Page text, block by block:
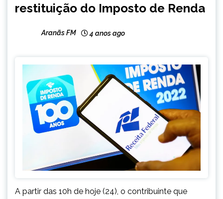
restituição do Imposto de Renda
Aranãs FM 4 anos ago
A partir das 10h de hoje (24), o contribuinte que